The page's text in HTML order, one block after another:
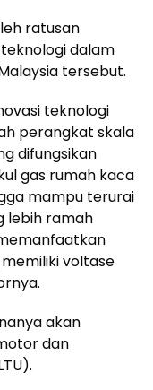
ratusan
dalam
tersebut.
teknologi
perangkat skala
difungsikan
gas rumah kaca
mampu terurai
lebih ramah
voltase
akan
dan